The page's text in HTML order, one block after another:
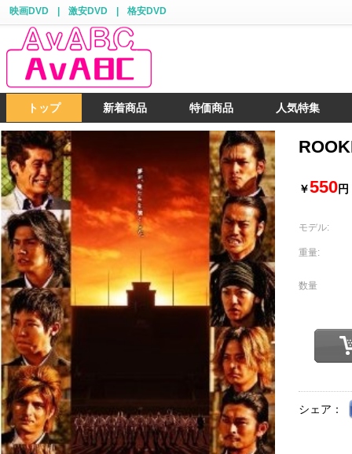
映画DVD 激安DVD 格安DVD
トップ 新着商品 特価商品 人気特集
￥550円
モデル:
重量:
数量
シェア：